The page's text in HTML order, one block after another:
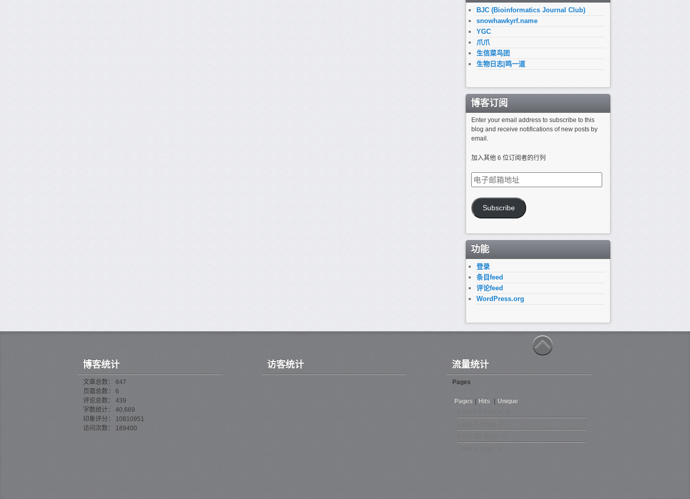
BJC (Bioinformatics Journal Club)
snowhawkyrf.name
YGC
爪爪
生信菜鸟团
生物日志|鸣一道
博客订阅
Enter your email address to subscribe to this
blog and receive notifications of new posts by
email.
加入其他 6 位订阅者的行列
电
子
箱
地
Subscribe
功能
登录
条目feed
评论feed
WordPress.org
博客统计
文章总数： 647
页面总数： 6
评论总数： 439
字数统计： 40,669
印象评分： 10810951
访问次数： 189400
访客统计 流量统计
Pages
Pages Hits Unique